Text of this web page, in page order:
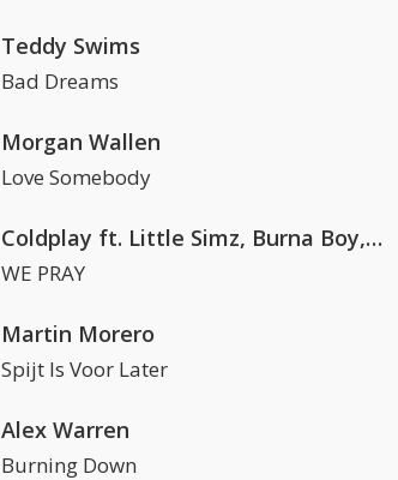
Teddy Swims
Bad Dreams
Morgan Wallen
Love Somebody
Coldplay ft. Little Simz, Burna Boy, Elyanna & Tini
WE PRAY
Martin Morero
Spijt Is Voor Later
Alex Warren
Burning Down